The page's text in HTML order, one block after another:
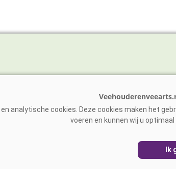
Pluimvee
analytische cookies. Deze cookies maken het
voeren en kunnen wij u
Ik